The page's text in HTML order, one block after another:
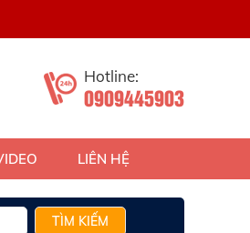
Hotline:
0909445903
LIÊN HỆ
TÌM KIẾM